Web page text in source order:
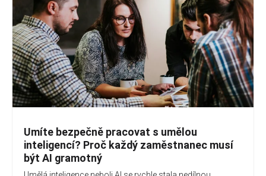
Umíte bezpečně pracovat s umělou
inteligencí? Proč každý zaměstnanec musí
být AI gramotný